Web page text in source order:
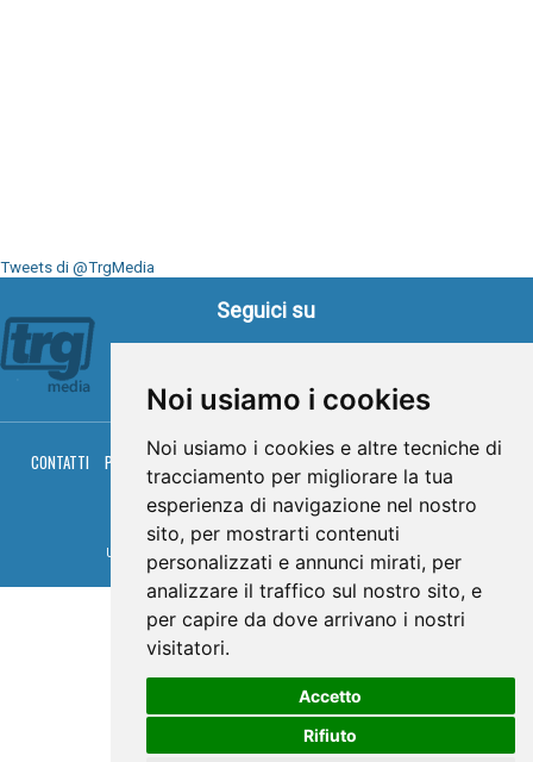
Noi usiamo i cookies
Noi usiamo i cookies e altre tecniche di
tracciamento per migliorare la tua
esperienza di navigazione nel nostro
sito, per mostrarti contenuti
personalizzati e annunci mirati, per
analizzare il traffico sul nostro sito, e
per capire da dove arrivano i nostri
visitatori.
Accetto
Rifiuto
Tweets di @TrgMedia
Seguici su
CONTATTI PRIVACY COOKIES PALINSESTO DIRETTA TV
DIRETTA RADIO
RGM HITRADIO
© TRG Media 2005-2026
Umbria Televisioni s.r.l. - P.I.00496230541 - www.trgmedia.it